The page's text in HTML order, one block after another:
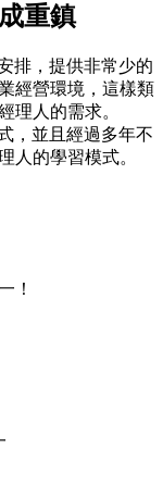
重鎮
排，提供非常少的
經營環境，這樣類
理人的需求。
，並且經過多年不
人的學習模式。
！